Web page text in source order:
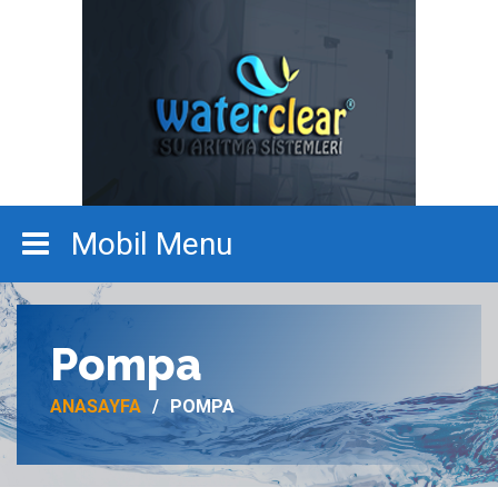
Pompa
ANASAYFA POMPA